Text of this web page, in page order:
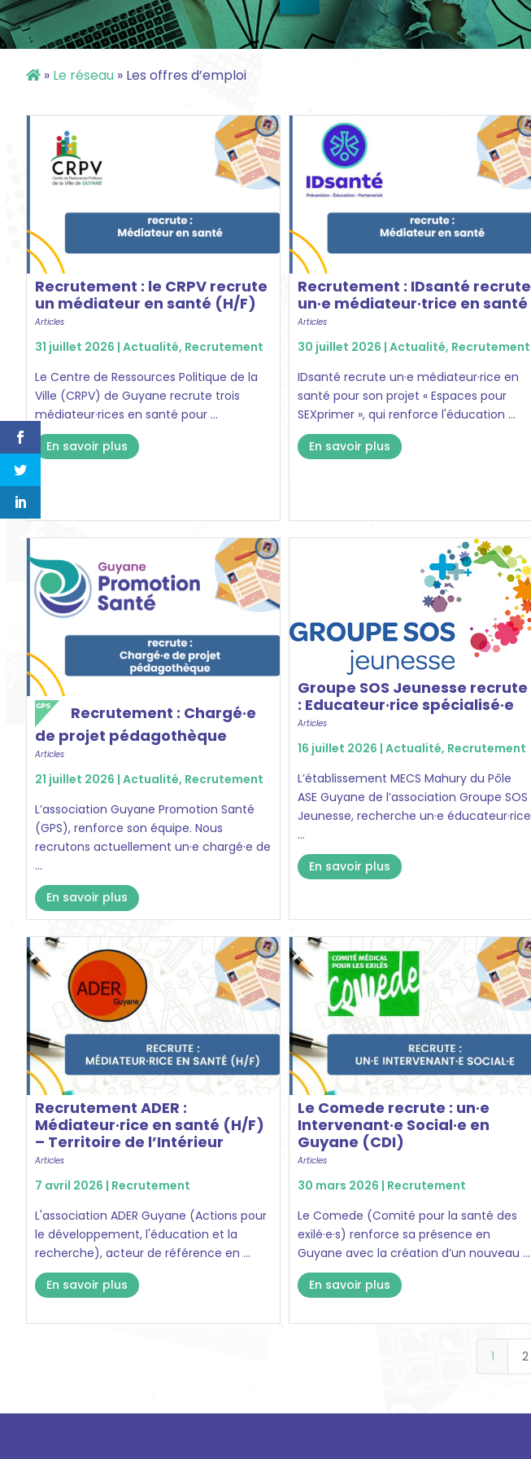
» Le réseau » Les offres d’emploi
Recrutement : le CRPV recrute
un médiateur en santé (H/F)
Articles
31 juillet 2026 | Actualité, Recrutement
Le Centre de Ressources Politique de la
Ville (CRPV) de Guyane recrute trois
médiateur·rices en santé pour ...
En savoir plus
Recrutement : IDsanté recrute
un·e médiateur·trice en santé
Articles
30 juillet 2026 | Actualité, Recrutement
IDsanté recrute un·e médiateur·rice en
santé pour son projet « Espaces pour
SEXprimer », qui renforce l'éducation ...
En savoir plus
Recrutement : Chargé·e
de projet pédagothèque
Articles
21 juillet 2026 | Actualité, Recrutement
L’association Guyane Promotion Santé
(GPS), renforce son équipe. Nous
recrutons actuellement un·e chargé·e de
...
En savoir plus
Groupe SOS Jeunesse recrute
: Educateur·rice spécialisé·e
Articles
16 juillet 2026 | Actualité, Recrutement
L’établissement MECS Mahury du Pôle
ASE Guyane de l’association Groupe SOS
Jeunesse, recherche un·e éducateur·rice
...
En savoir plus
Recrutement ADER :
Médiateur·rice en santé (H/F)
– Territoire de l’Intérieur
Articles
7 avril 2026 | Recrutement
L'association ADER Guyane (Actions pour
le développement, l'éducation et la
recherche), acteur de référence en ...
En savoir plus
Le Comede recrute : un·e
Intervenant·e Social·e en
Guyane (CDI)
Articles
30 mars 2026 | Recrutement
Le Comede (Comité pour la santé des
exilé·e·s) renforce sa présence en
Guyane avec la création d’un nouveau ...
En savoir plus
1 2